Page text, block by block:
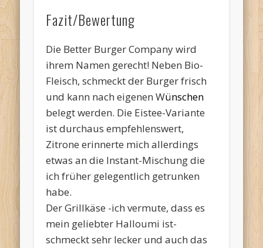
Fazit/Bewertung
Die Better Burger Company wird
ihrem Namen gerecht! Neben Bio-
Fleisch, schmeckt der Burger frisch
und kann nach eigenen Wünschen
belegt werden. Die Eistee-Variante
ist durchaus empfehlenswert,
Zitrone erinnerte mich allerdings
etwas an die Instant-Mischung die
ich früher gelegentlich getrunken
habe.
Der Grillkäse -ich vermute, dass es
mein geliebter Halloumi ist-
schmeckt sehr lecker und auch das